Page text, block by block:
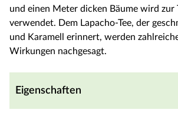
und einen Meter dicken Bäume wird zur
verwendet. Dem Lapacho-Tee, der
und Karamell erinnert, werden
Wirkungen nachgesagt.
Eigenschaften